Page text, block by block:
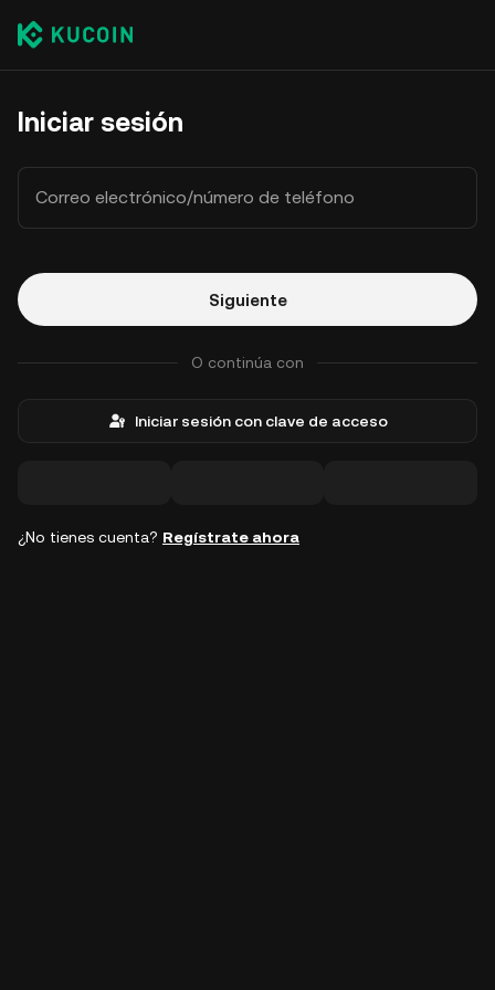
Iniciar sesión
Correo electrónico/número de teléfono
Siguiente
O continúa con
Iniciar sesión con clave de acceso
¿No tienes cuenta? Regístrate ahora